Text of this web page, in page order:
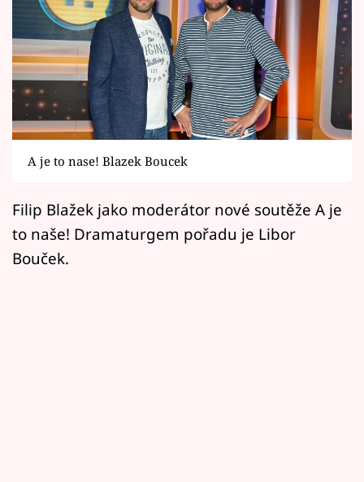
Seriály
Horoskopy
Sledujte prima+
Filmový festival Karlovy Vary
Pořady
Mámy sobě
Přihlášení
A je to nase! Blazek Boucek
Filip Blažek jako moderátor nové soutěže A je
to naše! Dramaturgem pořadu je Libor
Bouček.